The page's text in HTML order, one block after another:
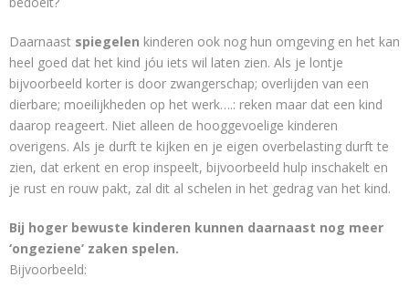
Daarnaast spiegelen kinderen ook nog hun omgeving en het kan
heel goed dat het kind jóu iets wil laten zien. Als je lontje
bijvoorbeeld korter is door zwangerschap; overlijden van een
dierbare; moeilijkheden op het werk….: reken maar dat een kind
daarop reageert. Niet alleen de hooggevoelige kinderen
overigens. Als je durft te kijken en je eigen overbelasting durft te
zien, dat erkent en erop inspeelt, bijvoorbeeld hulp inschakelt en
je rust en rouw pakt, zal dit al schelen in het gedrag van het kind.
Bij hoger bewuste kinderen kunnen daarnaast nog meer
‘ongeziene’ zaken spelen.
Bijvoorbeeld: